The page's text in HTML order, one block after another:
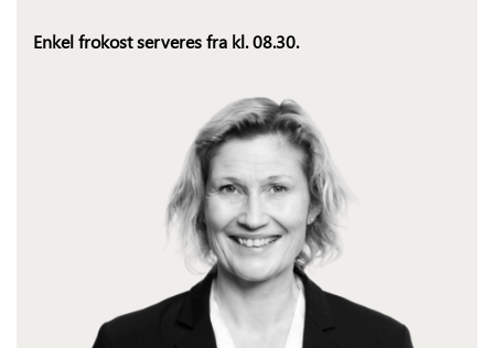
Enkel frokost serveres fra kl. 08.30.